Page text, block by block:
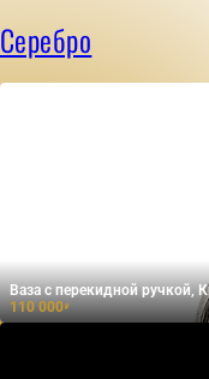
Серебро
Ваза с перекидной ручкой,
110 000₽